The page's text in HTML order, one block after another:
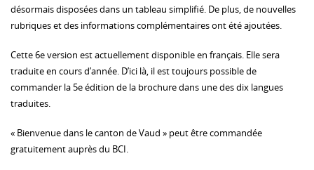
désormais disposées dans un tableau simplifié. De plus, de nouvelles
rubriques et des informations complémentaires ont été ajoutées.
Cette 6e version est actuellement disponible en français. Elle sera
traduite en cours d’année. D’ici là, il est toujours possible de
commander la 5e édition de la brochure dans une des dix langues
traduites.
« Bienvenue dans le canton de Vaud » peut être commandée
gratuitement auprès du BCI.